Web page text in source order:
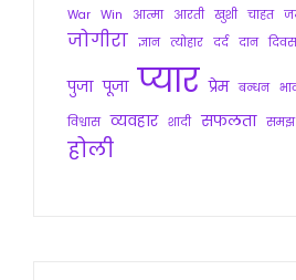
War Win आत्मा आरती खुशी चाहत
जोगीरा ज्ञान त्योहार दर्द दान दिवस
पुजा पूजा प्यार प्रेम बन्धन
विश्वास व्यवहार शादी सफलता समझ
होली